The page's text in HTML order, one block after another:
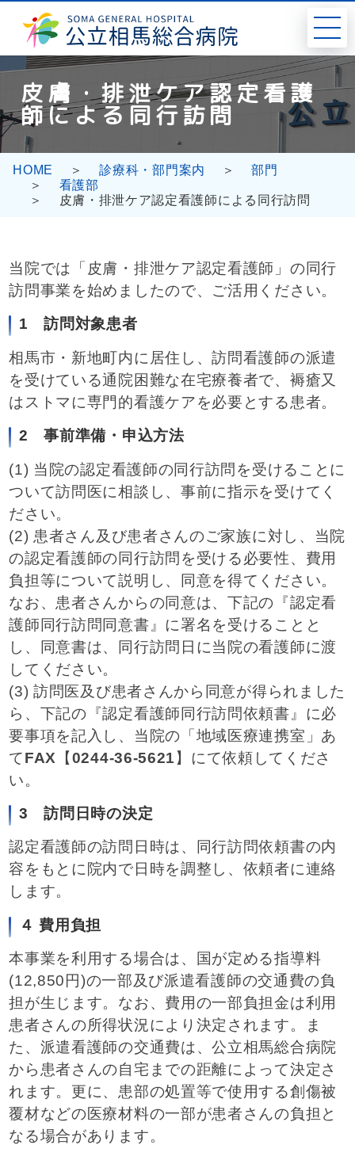
ン
ツ
ス
キ
ッ
プ
ー
シ
ン
に
移
動
皮膚・排泄ケア認定看護
師による同行訪問
HOME 診療科・部門案内
部門
看護部
皮膚・排泄ケア認定看護師による同行訪問
当院では「皮膚・排泄ケア認定看護師」の同行
訪問事業を始めましたので、ご活用ください。
1 訪問対象患者
相馬市・新地町内に居住し、訪問看護師の派遣
を受けている通院困難な在宅療養者で、褥瘡又
はストマに専門的看護ケアを必要とする患者。
2 事前準備・申込方法
(1) 当院の認定看護師の同行訪問を受けることに
ついて訪問医に相談し、事前に指示を受けてく
ださい。
(2) 患者さん及び患者さんのご家族に対し、当院
の認定看護師の同行訪問を受ける必要性、費用
負担等について説明し、同意を得てください。
なお、患者さんからの同意は、下記の『認定看
護師同行訪問同意書』に署名を受けることと
し、同意書は、同行訪問日に当院の看護師に渡
してください。
(3) 訪問医及び患者さんから同意が得られました
ら、下記の『認定看護師同行訪問依頼書』に必
要事項を記入し、当院の「地域医療連携室」あ
てFAX 【0244-36-5621 】にて依頼してくださ
い。
3 訪問日時の決定
認定看護師の訪問日時は、同行訪問依頼書の内
容をもとに院内で日時を調整し、依頼者に連絡
します。
４ 費用負担
本事業を利用する場合は、国が定める指導料
(12,850円)の一部及び派遣看護師の交通費の負
担が生じます。なお、費用の一部負担金は利用
患者さんの所得状況により決定されます。ま
た、派遣看護師の交通費は、公立相馬総合病院
から患者さんの自宅までの距離によって決定さ
れます。更に、患部の処置等で使用する創傷被
覆材などの医療材料の一部が患者さんの負担と
なる場合があります。